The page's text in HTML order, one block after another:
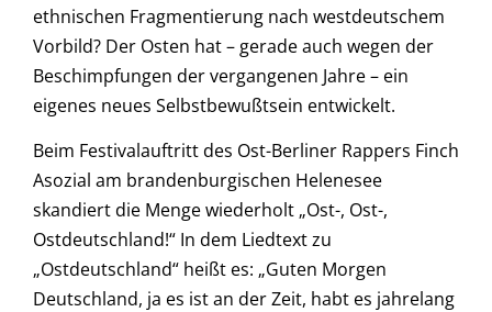
ethnischen Fragmentierung nach westdeutschem
Vorbild? Der Osten hat – gerade auch wegen der
Beschimpfungen der vergangenen Jahre – ein
eigenes neues Selbstbewußtsein entwickelt.
Beim Festivalauftritt des Ost-Berliner Rappers Finch
Asozial am brandenburgischen Helenesee
skandiert die Menge wiederholt „Ost-, Ost-,
Ostdeutschland!“ In dem Liedtext zu
„Ostdeutschland“ heißt es: „Guten Morgen
Deutschland, ja es ist an der Zeit, habt es jahrelang